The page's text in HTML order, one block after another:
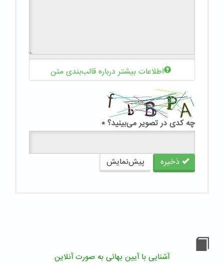
اطلاعات بیشتر درباره قالب‌بندی متن
چه کدی در تصویر می‌بینید؟ *
ذخیره پیش‌نمایش
آشنایی با آیین بهائی به صورت آنلاین